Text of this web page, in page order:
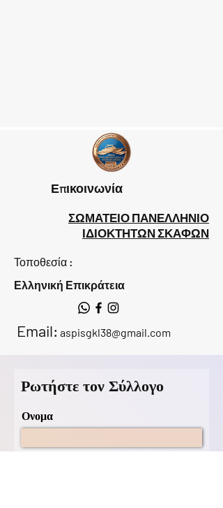
Επικοινωνία
ΣΩΜΑΤΕΙΟ ΠΑΝΕΛΛΗΝΙΟ
ΙΔΙΟΚΤΗΤΩΝ ΣΚΑΦΩΝ
Τοποθεσία :
Ελληνική Επικράτεια
Email: aspisgkl38@gmail.com
Ρωτήστε τον Σύλλογο
Ονομα